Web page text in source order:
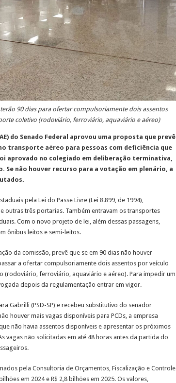
90 dias para ofertar compulsoriamente dois assentos
coletivo (rodoviário, ferroviário, aquaviário e aéreo)
do Senado Federal aprovou uma proposta que prevê
transporte aéreo para pessoas com deficiência que
aprovado no colegiado em deliberação terminativa,
Se não houver recurso para a votação em plenário, a
pela Lei do Passe Livre (Lei 8.899, de 1994),
outras três portarias. Também entravam os transportes
Com o novo projeto de lei, além dessas passagens,
ônibus leitos e semi-leitos.
da comissão, prevê que se em 90 dias não houver
a ofertar compulsoriamente dois assentos por veículo
(rodoviário, ferroviário, aquaviário e aéreo). Para impedir um
depois da regulamentação entrar em vigor.
Gabrilli (PSD-SP) e recebeu substitutivo do senador
houver mais vagas disponíveis para PCDs, a empresa
não havia assentos disponíveis e apresentar os próximos
vagas não solicitadas em até 48 horas antes da partida do
pela Consultoria de Orçamentos, Fiscalização e Controle
em 2024 e R$ 2,8 bilhões em 2025. Os valores,